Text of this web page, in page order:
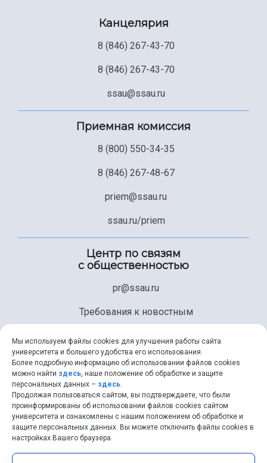
Канцелярия
8 (846) 267-43-70
8 (846) 267-43-70
ssau@ssau.ru
Приемная комиссия
8 (800) 550-34-35
8 (846) 267-48-67
priem@ssau.ru
ssau.ru/priem
Центр по связям
с общественностью
pr@ssau.ru
Требования к новостным
материалам
Техническая поддержка
+7 (846) 267-49-99
help@ssau.ru
Мы используем файлы cookies для улучшения работы сайта
университета и большего удобства его использования.
Более подробную информацию об использовании файлов cookies
можно найти здесь, наше положение об обработке и защите
персональных данных – здесь.
Продолжая пользоваться сайтом, вы подтверждаете, что были
проинформированы об использовании файлов cookies сайтом
университета и ознакомлены с нашим положением об обработке и
защите персональных данных. Вы можете отключить файлы cookies в
настройках Вашего браузера.